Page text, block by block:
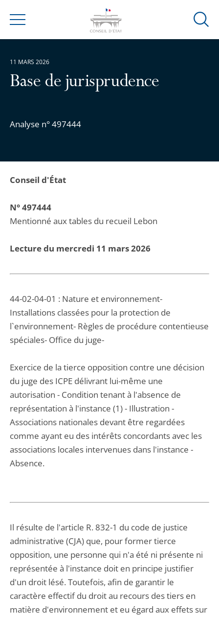
Menu
Ouvrir
Base de jurisprudence
Analyse n° 497444
11 MARS 2026
Conseil d'État
N° 497444
Mentionné aux tables du recueil Lebon
Lecture du mercredi 11 mars 2026
44-02-04-01 : Nature et environnement-
Installations classées pour la protection de
l`environnement- Règles de procédure contentieuse
spéciales- Office du juge-
Exercice de la tierce opposition contre une décision
du juge des ICPE délivrant lui-même une
autorisation - Condition tenant à l'absence de
représentation à l'instance (1) - Illustration -
Associations nationales devant être regardées
comme ayant eu des intérêts concordants avec les
associations locales intervenues dans l'instance -
Absence.
Il résulte de l'article R. 832-1 du code de justice
administrative (CJA) que, pour former tierce
opposition, une personne qui n'a été ni présente ni
représentée à l'instance doit en principe justifier
d'un droit lésé. Toutefois, afin de garantir le
caractère effectif du droit au recours des tiers en
matière d'environnement et eu égard aux effets sur